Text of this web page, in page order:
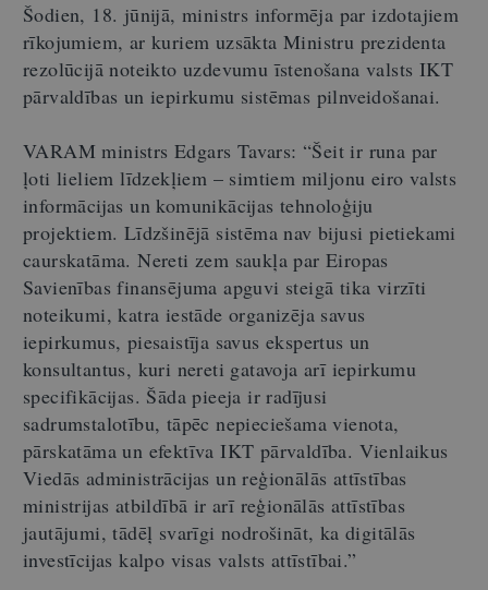
Šodien, 18. jūnijā, ministrs informēja par izdotajiem
rīkojumiem, ar kuriem uzsākta Ministru prezidenta
rezolūcijā noteikto uzdevumu īstenošana valsts IKT
pārvaldības un iepirkumu sistēmas pilnveidošanai.
VARAM ministrs Edgars Tavars: “Šeit ir runa par
ļoti lieliem līdzekļiem – simtiem miljonu eiro valsts
informācijas un komunikācijas tehnoloģiju
projektiem. Līdzšinējā sistēma nav bijusi pietiekami
caurskatāma. Nereti zem saukļa par Eiropas
Savienības finansējuma apguvi steigā tika virzīti
noteikumi, katra iestāde organizēja savus
iepirkumus, piesaistīja savus ekspertus un
konsultantus, kuri nereti gatavoja arī iepirkumu
specifikācijas. Šāda pieeja ir radījusi
sadrumstalotību, tāpēc nepieciešama vienota,
pārskatāma un efektīva IKT pārvaldība. Vienlaikus
Viedās administrācijas un reģionālās attīstības
ministrijas atbildībā ir arī reģionālās attīstības
jautājumi, tādēļ svarīgi nodrošināt, ka digitālās
investīcijas kalpo visas valsts attīstībai.”